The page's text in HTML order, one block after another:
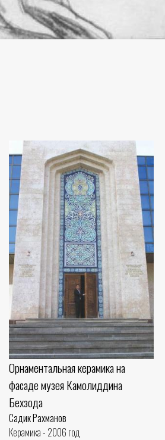
Орнаментальная керамика на
фасаде музея Камолиддина
Бехзода
Садик Рахманов
Керамика - 2006 год